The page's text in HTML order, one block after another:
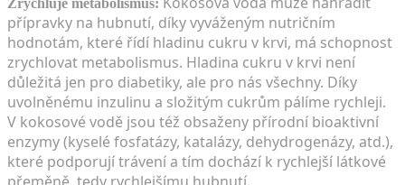
přípravky na hubnutí, díky vyváženým nutričním
hodnotám, které řídí hladinu cukru v krvi, má schopnost
zrychlovat metabolismus. Hladina cukru v krvi není
důležitá jen pro diabetiky, ale pro nás všechny. Díky
uvolněnému inzulinu a složitým cukrům pálíme rychleji.
V kokosové vodě jsou též obsaženy přírodní bioaktivní
enzymy (kyselé fosfatázy, katalázy, dehydrogenázy, atd.),
které podporují trávení a tím dochází k rychlejší látkové